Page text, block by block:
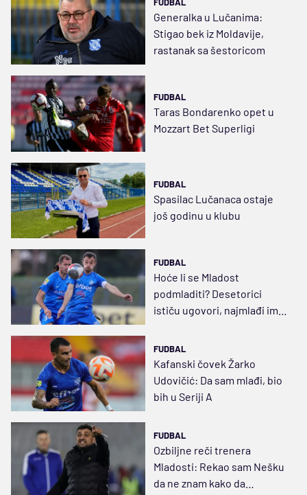
FUDBAL
Generalka u Lučanima:
Stigao bek iz Moldavije,
rastanak sa šestoricom
FUDBAL
Taras Bondarenko opet u
Mozzart Bet Superligi
FUDBAL
Spasilac Lučanaca ostaje
još godinu u klubu
FUDBAL
Hoće li se Mladost
podmladiti? Desetorici
ističu ugovori, najmlađi ima
FUDBAL
Kafanski čovek Žarko
Udovičić: Da sam mlađi, bio
bih u Seriji A
FUDBAL
Ozbiljne reči trenera
Mladosti: Rekao sam Nešku
da ne znam kako da